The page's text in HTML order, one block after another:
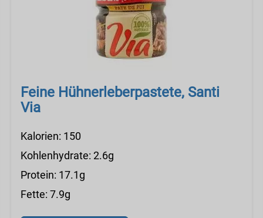
Feine Hühnerleberpastete, Santi
Via
Kalorien: 150
Kohlenhydrate: 2.6g
Protein: 17.1g
Fette: 7.9g